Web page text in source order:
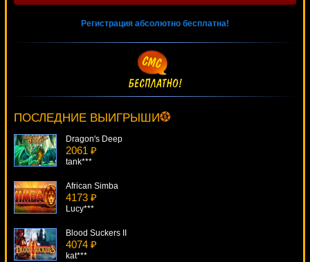
Регистрация абсолютно бесплатна!
ПОСЛЕДНИЕ ВЫИГРЫШИ
sgvwood***
Dragon's Deep
2061 ₽
tank***
African Simba
4173 ₽
Lucy***
Blood Suckers II
4074 ₽
kat***